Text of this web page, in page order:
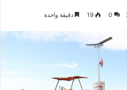
0
19 دقيقة واحدة